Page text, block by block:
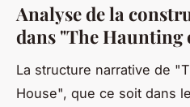
Analyse de la
dans "The
La structure narrative de
House", que ce soit dans